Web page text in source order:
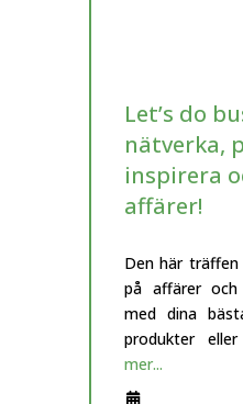
Let’s do
nätverka,
inspirera
affärer!
Den här
på affärer och
med dina
produkter
mer...